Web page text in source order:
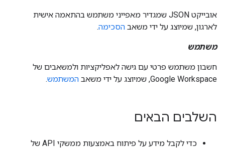
אובייקט JSON שמגדיר מאפייני משתמש בהתאמה אישית
לארגון, שמיוצג על ידי משאב הסכימה.
משתמש
חשבון משתמש פרטי עם גישה לאפליקציות ולמשאבים של
Google Workspace, שמיוצג על ידי משאב
המשתמש.
השלבים הבאים
כדי לקבל מידע על פיתוח באמצעות ממשקי API של